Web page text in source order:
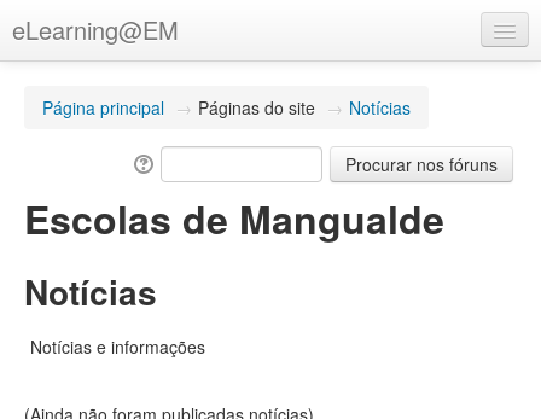
eLearning@EM
Página principal → Páginas do site → Notícias
Escolas de Mangualde
Notícias
Notícias e informações
(Ainda não foram publicadas notícias)